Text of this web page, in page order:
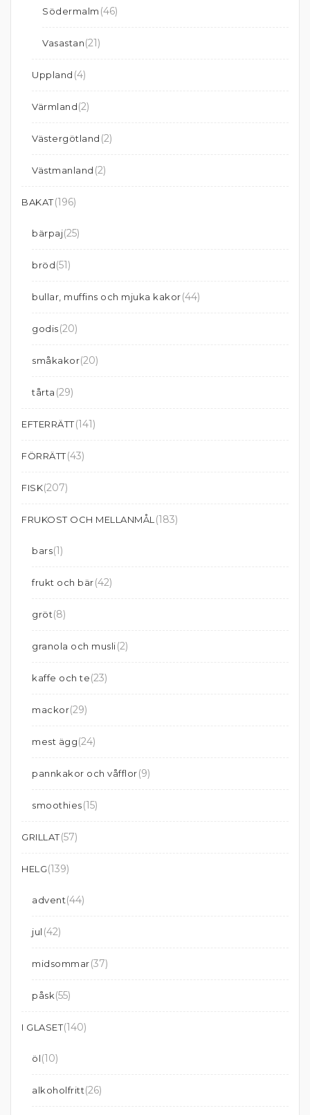
Södermalm (46)
Vasastan(21)
Uppland (4)
Värmland(2)
Västergötland (2)
Västmanland (2)
BAKAT(196)
bärpaj(25)
bröd(51)
bullar, muffins och mjuka kakor(44)
godis(20)
småkakor(20)
tårta (29)
EFTERRÄTT(141)
FÖRRÄTT(43)
FISK(207)
FRUKOST OCH MELLANMÅL (183)
bars(1)
frukt och bär(42)
gröt(8)
granola och musli(2)
kaffe och te(23)
mackor(29)
mest ägg(24)
pannkakor och våfflor(9)
smoothies(15)
GRILLAT(57)
HELG(139)
advent(44)
jul (42)
midsommar(37)
påsk(55)
I GLASET(140)
öl(10)
alkoholfritt(26)